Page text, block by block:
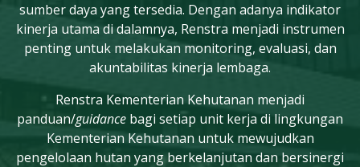
sumber daya yang tersedia. Dengan adanya indikator
kinerja utama di dalamnya, Renstra menjadi instrumen
penting untuk melakukan monitoring, evaluasi, dan
akuntabilitas kinerja lembaga.
Renstra Kementerian Kehutanan menjadi
panduan/guidance bagi setiap unit kerja di lingkungan
Kementerian Kehutanan untuk mewujudkan
pengelolaan hutan yang berkelanjutan dan bersinergi